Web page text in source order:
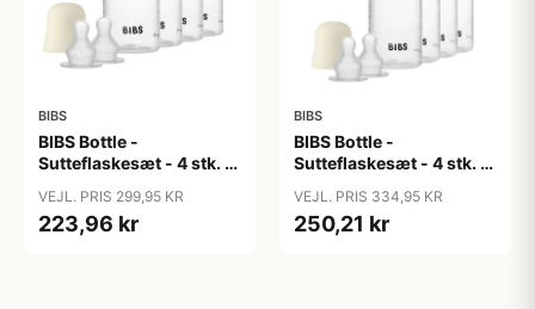
BIBS
BIBS Bottle -
Sutteflaskesæt - 4 stk. -
- Ivory
VEJL. PRIS 299,95 KR
223,96 kr
BIBS
BIBS Bottle -
Sutteflaskesæt - 4 stk. -
270ml - Ivory
VEJL. PRIS 334,95 KR
250,21 kr